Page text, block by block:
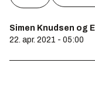
Simen Knudsen og
22. apr. 2021 - 05:00